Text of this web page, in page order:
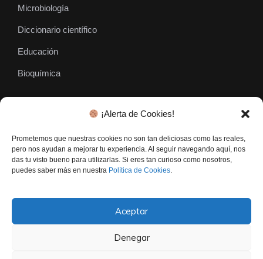
¡Alerta de Cookies!
Prometemos que nuestras cookies no son tan deliciosas como las reales,
pero nos ayudan a mejorar tu experiencia. Al seguir navegando aquí, nos
das tu visto bueno para utilizarlas. Si eres tan curioso como nosotros,
puedes saber más en nuestra Política de Cookies.
Aceptar
Denegar
Microbiología
Diccionario científico
Educación
Bioquímica